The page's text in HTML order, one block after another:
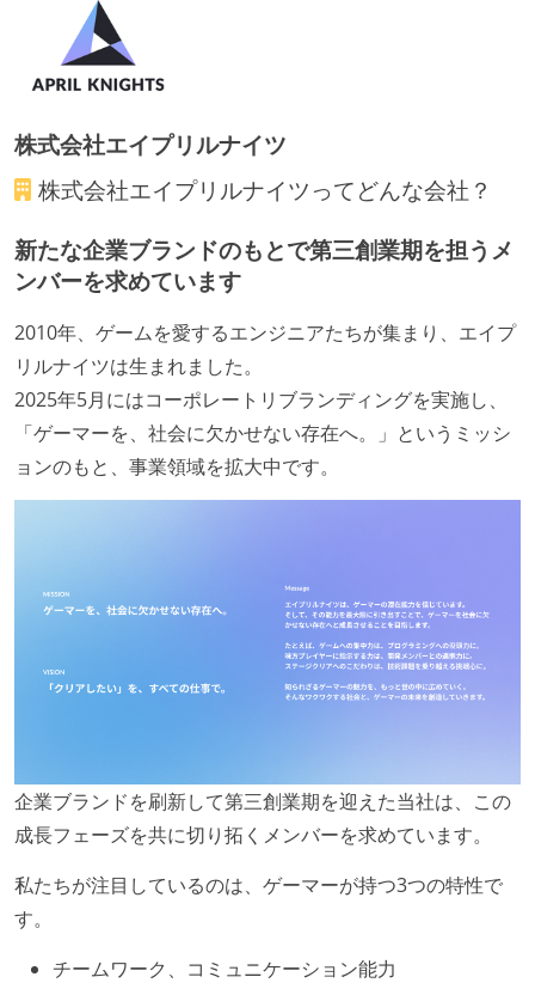
株式会社エイプリルナイツ
株式会社エイプリルナイツってどんな会社？
新たな企業ブランドのもとで第三創業期を担うメ
ンバーを求めています
2010年、ゲームを愛するエンジニアたちが集まり、エイプ
リルナイツは生まれました。
2025年5月にはコーポレートリブランディングを実施し、
「ゲーマーを、社会に欠かせない存在へ。」というミッシ
ョンのもと、事業領域を拡大中です。
企業ブランドを刷新して第三創業期を迎えた当社は、この
成長フェーズを共に切り拓くメンバーを求めています。
私たちが注目しているのは、ゲーマーが持つ3つの特性で
す。
チームワーク、コミュニケーション能力